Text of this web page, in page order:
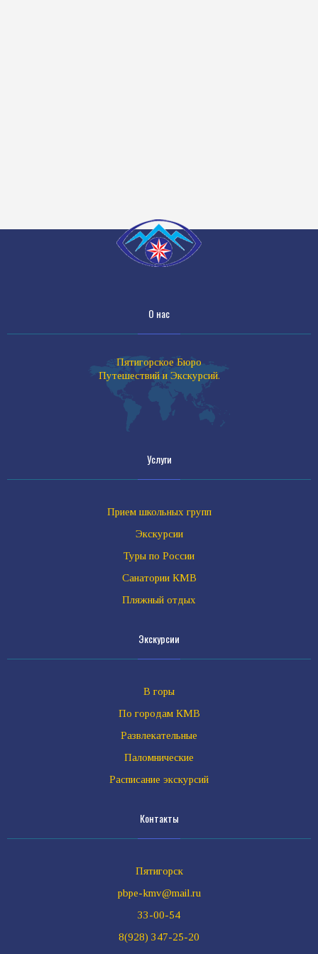
О нас
Пятигорское Бюро
Путешествий и Экскурсий.
Услуги
Прием школьных групп
Экскурсии
Туры по России
Санатории КМВ
Пляжный отдых
Экскурсии
В горы
По городам КМВ
Развлекательные
Паломнические
Расписание экскурсий
Контакты
Пятигорск
pbpe-kmv@mail.ru
33-00-54
8(928) 347-25-20